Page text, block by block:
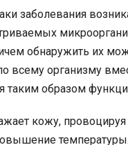
заболевания
обнаружить их
всему организму
образом
кожу,
температуры.